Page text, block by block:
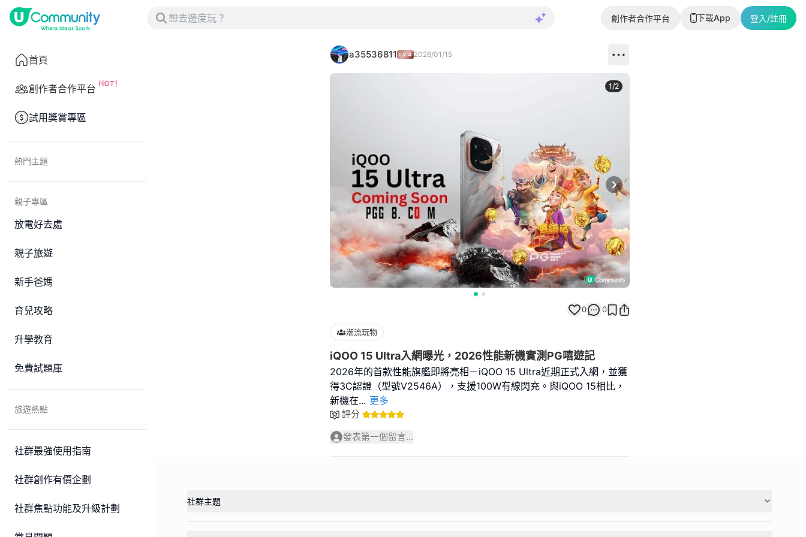
創作者合作平台 下載App 登入/註冊
首頁
創作者合作平台
試用獎賞專區
熱門主題
親子專區
放電好去處
親子旅遊
新手爸媽
育兒攻略
升學教育
免費試題庫
旅遊熱點
社群最強使用指南
社群創作有價企劃
社群焦點功能及升級計劃
a35536811 2026/01/15
Next slide
1/2
0 0
潮流玩物
iQOO 15 Ultra入網曝光，2026性能新機實測PG嘻遊記
2026年的首款性能旗艦即將亮相－iQOO 15 Ultra近期正式入網，並獲
得3C認證（型號V2546A），支援100W有線閃充。與iQOO 15相比，
新機在... 更多
評分
發表第一個留言...
社群主題